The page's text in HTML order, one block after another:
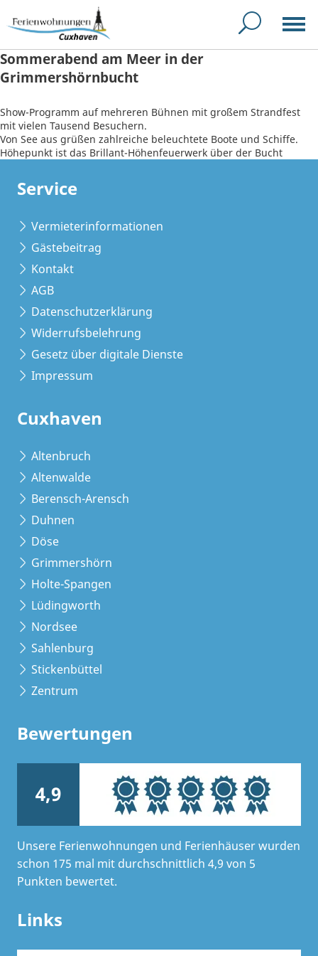
Sommerabend am Meer in der
Grimmershörnbucht
Show-Programm auf mehreren Bühnen mit großem Strandfest
mit vielen Tausend Besuchern.
Von See aus grüßen zahlreiche beleuchtete Boote und Schiffe.
Höhepunkt ist das Brillant-Höhenfeuerwerk über der Bucht
Service
Vermieterinformationen
Gästebeitrag
Kontakt
AGB
Datenschutzerklärung
Widerrufsbelehrung
Gesetz über digitale Dienste
Impressum
Cuxhaven
Altenbruch
Altenwalde
Berensch-Arensch
Duhnen
Döse
Grimmershörn
Holte-Spangen
Lüdingworth
Nordsee
Sahlenburg
Stickenbüttel
Zentrum
Bewertungen
4,9
Unsere Ferienwohnungen und Ferienhäuser wurden
schon 175 mal mit durchschnittlich 4,9 von 5
Punkten bewertet.
Links